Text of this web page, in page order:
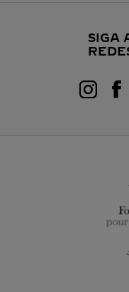
SIGA